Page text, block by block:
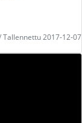
Tallennettu 2017-12-07